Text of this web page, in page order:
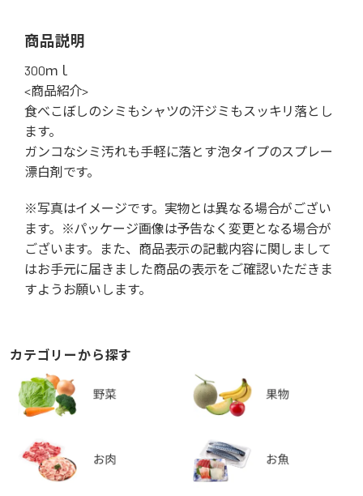
商品説明
300ｍｌ
<商品紹介>
食べこぼしのシミもシャツの汗ジミもスッキリ落とし
ます。
ガンコなシミ汚れも手軽に落とす泡タイプのスプレー
漂白剤です。
※写真はイメージです。実物とは異なる場合がござい
ます。※パッケージ画像は予告なく変更となる場合が
ございます。また、商品表示の記載内容に関しまして
はお手元に届きました商品の表示をご確認いただきま
すようお願いします。
カテゴリーから探す